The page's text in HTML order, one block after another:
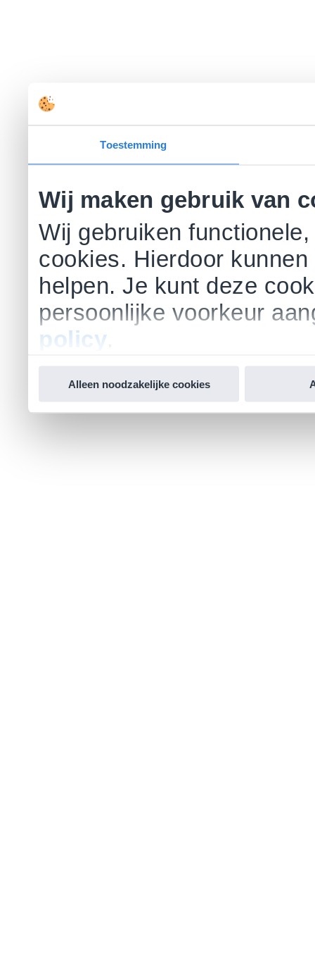
Toestemming
Wij maken gebruik van
Wij gebruiken
cookies. Hierdoor
helpen. Je kunt deze
persoonlijke voorkeur
policy
Alleen noodzakelijke cookies